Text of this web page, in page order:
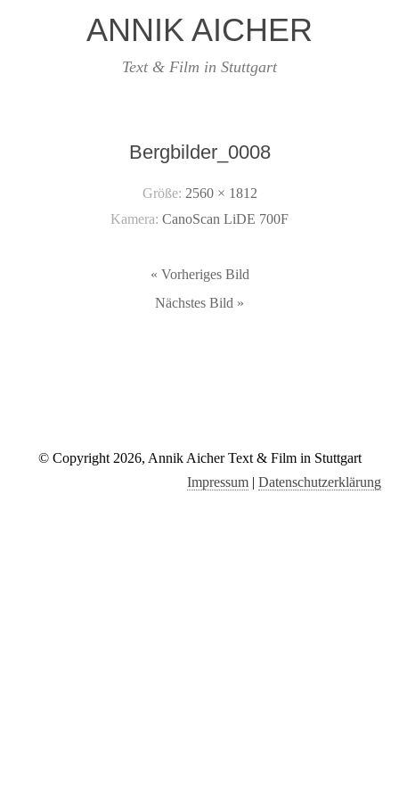
ANNIK AICHER
Text & Film in Stuttgart
Bergbilder_0008
Größe: 2560 × 1812
Kamera: CanoScan LiDE 700F
« Vorheriges Bild
Nächstes Bild »
© Copyright 2026, Annik Aicher Text & Film in Stuttgart
Impressum | Datenschutzerklärung